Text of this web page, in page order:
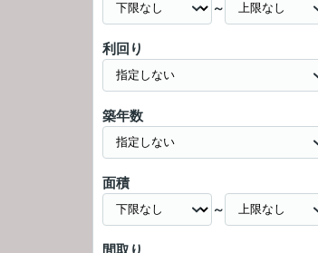
～
利回り
築年数
面積
～